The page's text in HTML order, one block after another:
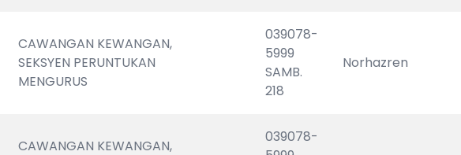
CAWANGAN KEWANGAN,
SEKSYEN PERUNTUKAN
MENGURUS
039078-
5999
SAMB.
218
Norhazren
CAWANGAN KEWANGAN,
039078-